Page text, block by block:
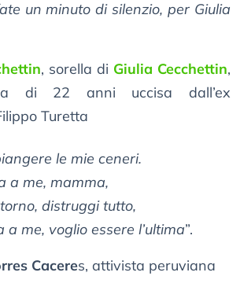
un minuto di silenzio, per Giulia
, sorella di Giulia Cecchettin,
di 22 anni uccisa dall’ex
Turetta
le mie ceneri.
a me, mamma,
distruggi tutto,
a me, voglio essere l’ultima”.
Caceres, attivista peruviana